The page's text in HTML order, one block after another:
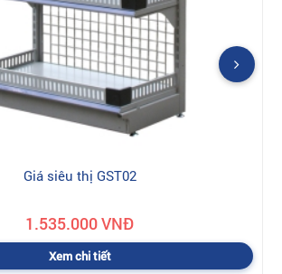
Giá siêu thị GST02
1.535.000 VNĐ
Xem chi tiết